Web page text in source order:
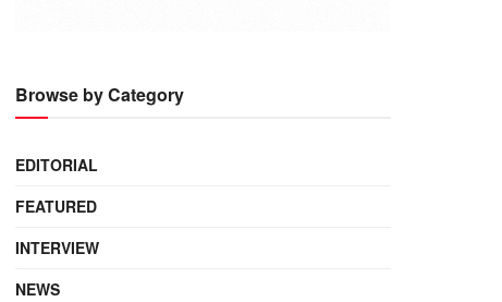
Browse by Category
EDITORIAL
FEATURED
INTERVIEW
NEWS